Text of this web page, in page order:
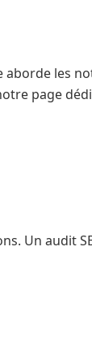
aborde les
page
Un audit